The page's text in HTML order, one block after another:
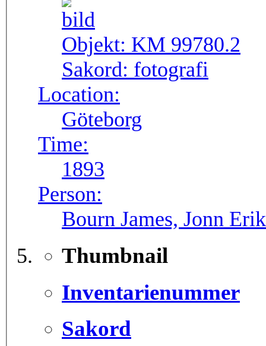
Objekt: KM 99780.2
Sakord: fotografi
Location:
Göteborg
Time:
1893
Person:
Bourn James, Jonn
Thumbnail
Inventarienummer
Sakord